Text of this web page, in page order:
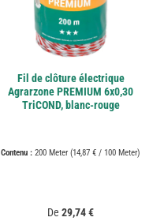
Fil de clôture électrique
Agrarzone PREMIUM 6x0,30
TriCOND, blanc-rouge
Contenu : 200 Meter (14,87 € / 100 Meter)
Prix régulier :
De 29,74 €